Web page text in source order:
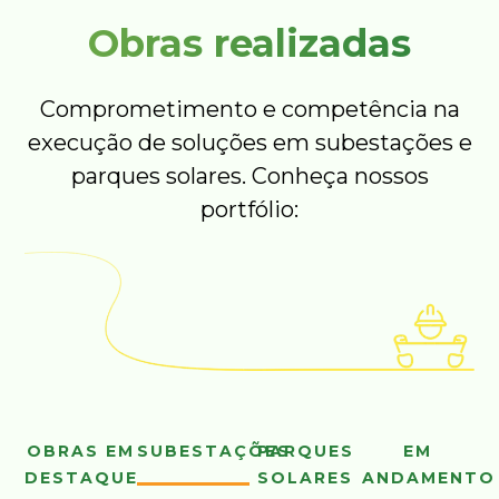
Obras realizadas
Comprometimento e competência na
execução de soluções em subestações e
parques solares. Conheça nossos
portfólio:
OBRAS EM
DESTAQUE
SUBESTAÇÕESPARQUES
SOLARES
EM
ANDAMENTO